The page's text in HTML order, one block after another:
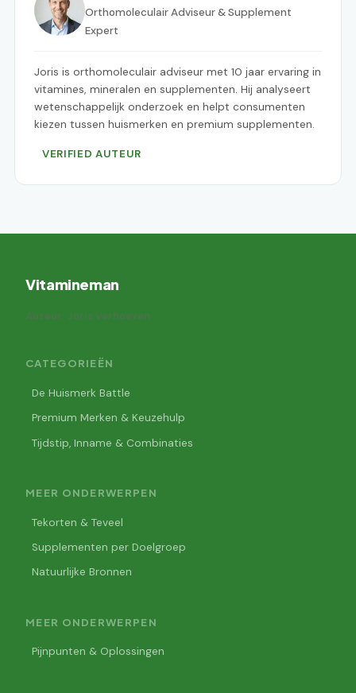
Orthomoleculair Adviseur & Supplement
Expert
Joris is orthomoleculair adviseur met 10 jaar ervaring in
vitamines, mineralen en supplementen. Hij analyseert
wetenschappelijk onderzoek en helpt consumenten
kiezen tussen huismerken en premium supplementen.
VERIFIED AUTEUR
Vitamineman
Auteur: Joris Verhoeven
CATEGORIEËN
De Huismerk Battle
Premium Merken & Keuzehulp
Tijdstip, Inname & Combinaties
MEER ONDERWERPEN
Tekorten & Teveel
Supplementen per Doelgroep
Natuurlijke Bronnen
MEER ONDERWERPEN
Pijnpunten & Oplossingen